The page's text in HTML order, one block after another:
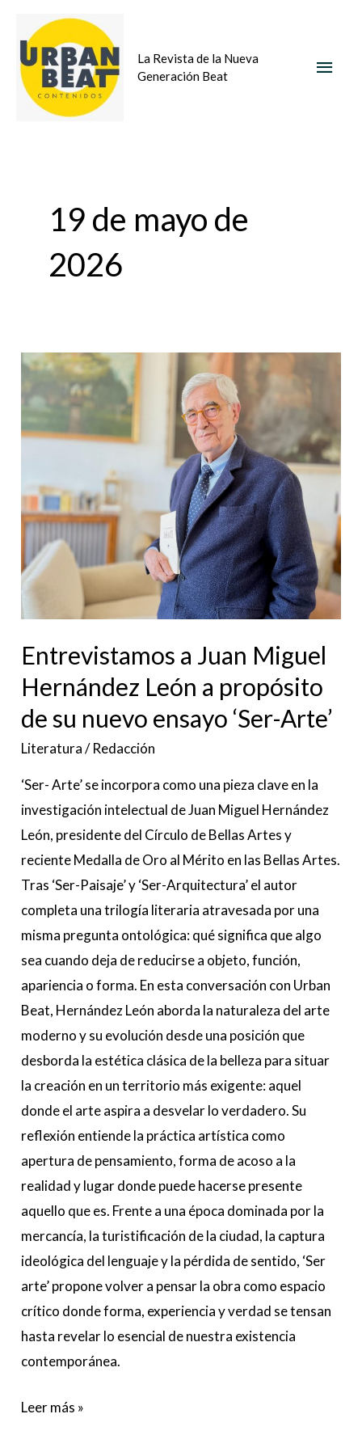
contenido
La Revista de la Nueva
Generación Beat
19 de mayo de
2026
Entrevistamos a Juan Miguel
Hernández León a propósito
de su nuevo ensayo ‘Ser-Arte’
Literatura/Redacción
‘Ser- Arte’ se incorpora como una pieza clave en la
investigación intelectual de Juan Miguel Hernández
León, presidente del Círculo de Bellas Artes y
reciente Medalla de Oro al Mérito en las Bellas Artes.
Tras ‘Ser-Paisaje’ y ‘Ser-Arquitectura’ el autor
completa una trilogía literaria atravesada por una
misma pregunta ontológica: qué significa que algo
sea cuando deja de reducirse a objeto, función,
apariencia o forma. En esta conversación con Urban
Beat, Hernández León aborda la naturaleza del arte
moderno y su evolución desde una posición que
desborda la estética clásica de la belleza para situar
la creación en un territorio más exigente: aquel
donde el arte aspira a desvelar lo verdadero. Su
reflexión entiende la práctica artística como
apertura de pensamiento, forma de acoso a la
realidad y lugar donde puede hacerse presente
aquello que es. Frente a una época dominada por la
mercancía, la turistificación de la ciudad, la captura
ideológica del lenguaje y la pérdida de sentido, ‘Ser
arte’ propone volver a pensar la obra como espacio
crítico donde forma, experiencia y verdad se tensan
hasta revelar lo esencial de nuestra existencia
contemporánea.
Entrevistamos
a
Juan
Miguel
León
a
propósito
de
su
nuevo
‘Ser-
Arte’
Leer más »